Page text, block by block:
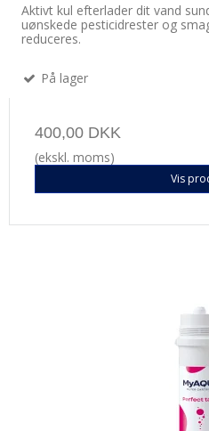
Aktivt kul efterlader dit vand
uønskede pesticidrester og
reduceres.
På lager
400,00 DKK
(ekskl. moms)
Vis